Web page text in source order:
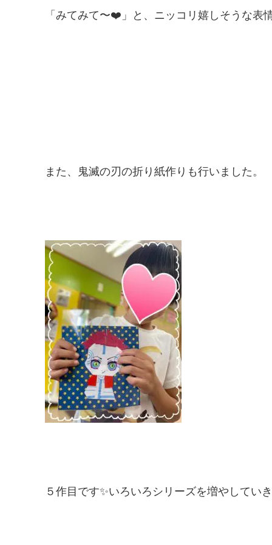
「みてみて〜❤️ 」と、 ニッコリ嬉しそうな表
また、鬼滅の刃の折り紙作りも行いました。
５作目です✨いろいろシリーズを増やしてい